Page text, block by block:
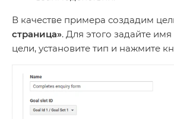
В качестве примера создадим
страница». Для этого задайте
цели, установите тип и нажмите